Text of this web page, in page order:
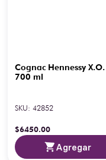
Cognac Hennessy X.O.
700 ml
SKU: 42852
$6450.00
Agregar